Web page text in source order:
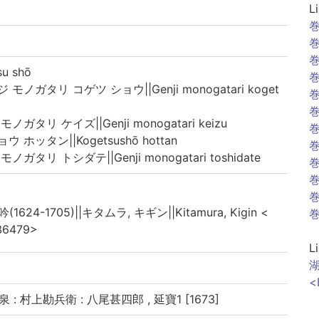
shō
モノガタリ コゲツ ショウ||Genji monogatari koget
ノガタリ ケイズ||Genji monogatari keizu
ウ ホッタン||Kogetsushō hottan
ノガタリ トシダテ||Genji monogatari toshidate
(1624-1705)||キタムラ, キギン||Kitamura, Kigin <
: 村上勘兵衛 : 八尾甚四郎 , 延寶1 [1673]